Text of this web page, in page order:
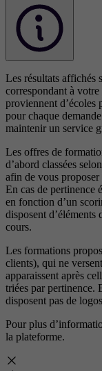
Les résultats affichés
correspondant à
proviennent d’écoles
pour chaque
maintenir un service
Les offres de
d’abord classées
afin de vous proposer
En cas de pertinence
en fonction d’un
disposent d’éléments
cours.
Les formations
clients), qui ne
apparaissent après
triées par pertinence.
disposent pas de
Pour plus
la plateforme.